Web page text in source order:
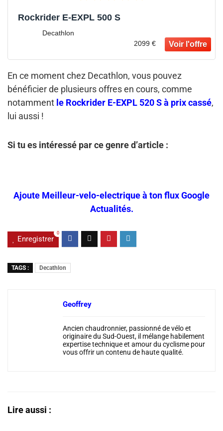
Rockrider E-EXPL 500 S
Decathlon
2099 €
En ce moment chez Decathlon, vous pouvez
bénéficier de plusieurs offres en cours, comme
notamment le Rockrider E-EXPL 520 S à prix cassé,
lui aussi !
Si tu es intéressé par ce genre d’article :
Ajoute Meilleur-velo-electrique à ton flux Google
Actualités.
Enregistrer
0
TAGS : Decathlon
Geoffrey
Ancien chaudronnier, passionné de vélo et
originaire du Sud-Ouest, il mélange habilement
expertise technique et amour du cyclisme pour
vous offrir un contenu de haute qualité.
Lire aussi :